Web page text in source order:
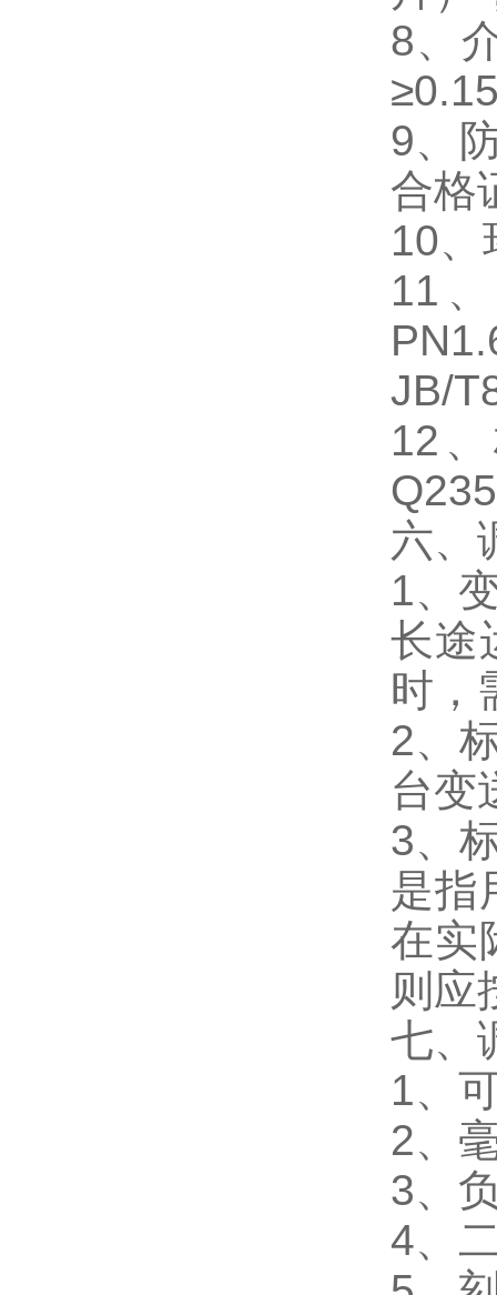
8、
9、
合格
10
11
JB/
12
六、
1、
长途
时，
2、
台变
3、
是指
在实
则应
七、
1、
2、
3、
4、